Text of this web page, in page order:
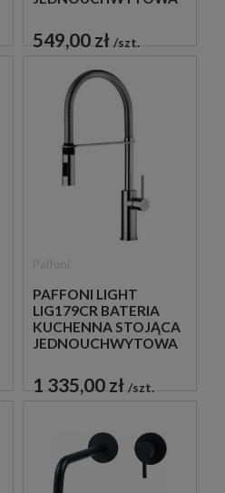
549,00 zł szt.
PAFFONI LIGHT
LIG179CR BATERIA
KUCHENNA STOJĄCA
JEDNOUCHWYTOWA
1 335,00 zł szt.